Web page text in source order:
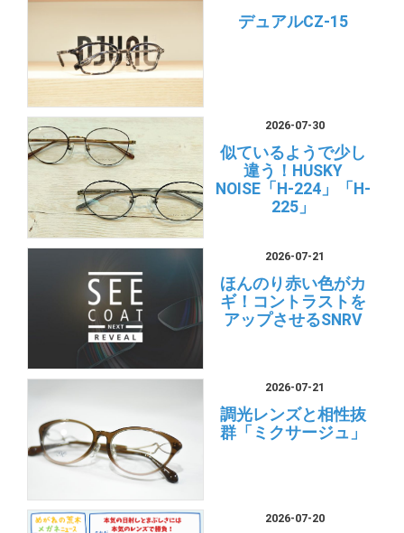
デュアルCZ-15
2026-07-30
似ているようで少し
違う！HUSKY
NOISE「H-224」「H-
225」
2026-07-21
ほんのり赤い色がカ
ギ！コントラストを
アップさせるSNRV
2026-07-21
調光レンズと相性抜
群「ミクサージュ」
2026-07-20